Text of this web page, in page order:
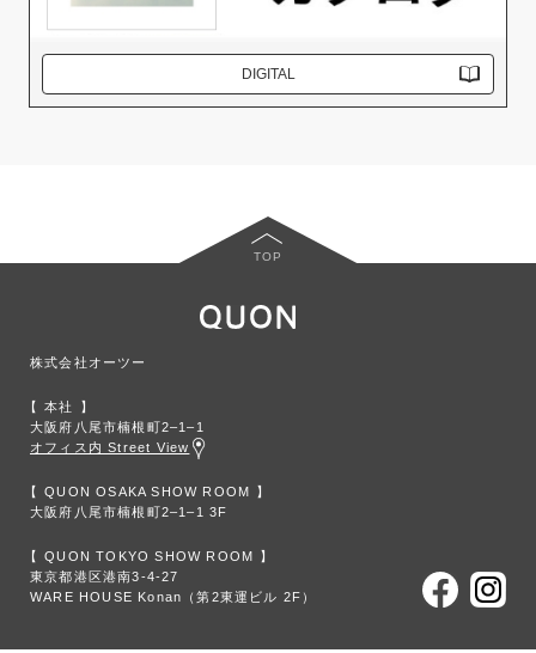
DIGITAL
TOP
株式会社オーツー
本社
大阪府八尾市楠根町2‒1‒1
オフィス内 Street View
QUON OSAKA SHOW ROOM
大阪府八尾市楠根町2‒1‒1 3F
QUON TOKYO SHOW ROOM
東京都港区港南3-4-27
WARE HOUSE Konan（第2東運ビル 2F）